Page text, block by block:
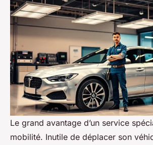
Le grand avantage d’un service
mobilité. Inutile de déplacer son